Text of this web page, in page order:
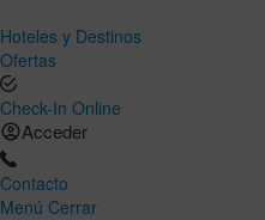
Hoteles y Destinos
Ofertas
Check-In Online
Acceder
Contacto
Menú Cerrar